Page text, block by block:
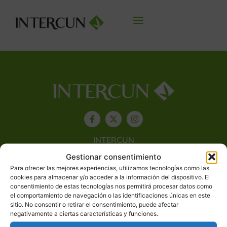
Gestionar consentimiento
Para ofrecer las mejores experiencias, utilizamos tecnologías como las
cookies para almacenar y/o acceder a la información del dispositivo. El
consentimiento de estas tecnologías nos permitirá procesar datos como
el comportamiento de navegación o las identificaciones únicas en este
sitio. No consentir o retirar el consentimiento, puede afectar
negativamente a ciertas características y funciones.
INTERCUN
SECTOR CUNÍCOLA
CARNE DE CONEJO
BIENESTAR ANIMAL B+